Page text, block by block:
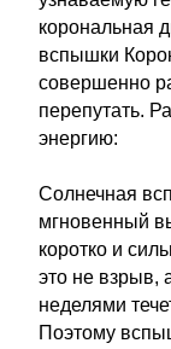
корональная
вспышки
совершенно
перепутать.
энергию:
Солнечная
мгновенный
коротко и
это не взрыв,
неделями
Поэтому